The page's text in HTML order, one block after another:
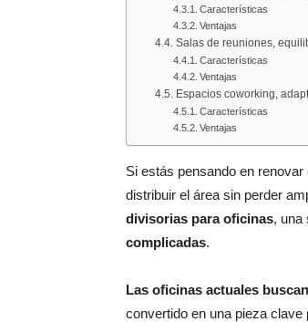
Características
Ventajas
Salas de reuniones,
Características
Ventajas
Espacios coworking,
Características
Ventajas
Si estás pensando en
distribuir el área sin perder
divisorias para oficinas, una
complicadas.
Las oficinas actuales
convertido en una pieza